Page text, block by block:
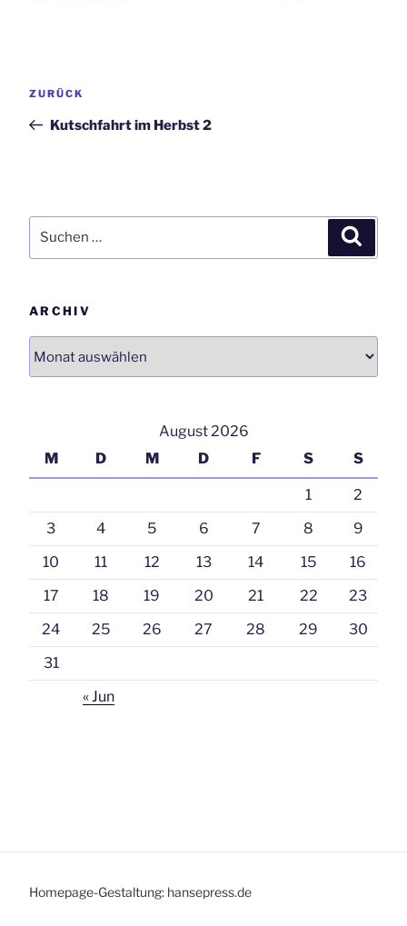
Vorheriger
ZURÜCK
Kutschfahrt im Herbst 2
nach:
ARCHIV
August 2026
M
D M D F S S
1
2
3
4 5 6 7 8
9
10
11 12 13 14 15
16
17
18 19 20 21 22
23
24
25 26 27 28 29
30
31
« Jun
Homepage-Gestaltung: hansepress.de